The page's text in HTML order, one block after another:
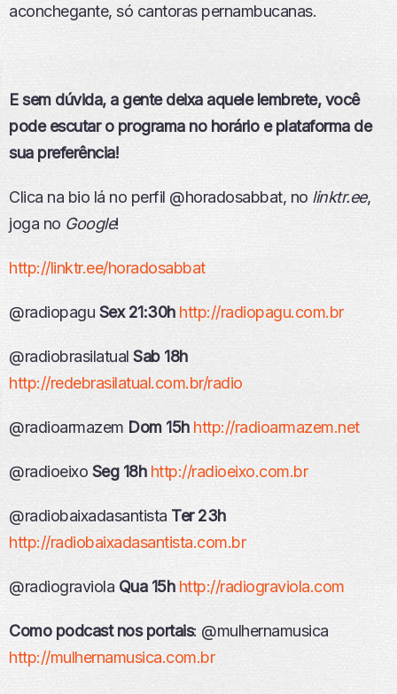
aconchegante, só cantoras pernambucanas.
E sem dúvida, a gente deixa aquele lembrete, você
pode escutar o programa no horário e plataforma de
sua preferência!
Clica na bio lá no perfil @horadosabbat, no linktr.ee,
joga no Google!
http://linktr.ee/horadosabbat
@radiopagu Sex 21:30h http://radiopagu.com.br
@radiobrasilatual Sab 18h
http://redebrasilatual.com.br/radio
@radioarmazem Dom 15h http://radioarmazem.net
@radioeixo Seg 18h http://radioeixo.com.br
@radiobaixadasantista Ter 23h
http://radiobaixadasantista.com.br
@radiograviola Qua 15h http://radiograviola.com
Como podcast nos portais: @mulhernamusica
http://mulhernamusica.com.br